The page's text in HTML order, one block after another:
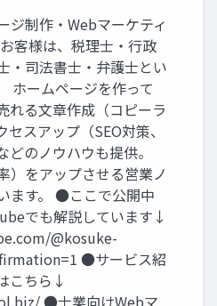
ジ制作・Webマーケティ
客様は、税理士・行政
・司法書士・弁護士とい
ホームページを作って
れる文章作成（コピーラ
スアップ（SEO対策、
どのノウハウも提供。
）をアップさせる営業ノ
ます。 ●ここで公開中
でも解説しています↓
@kosuke-
●サービス紹
こちら↓
●士業向けWebマ